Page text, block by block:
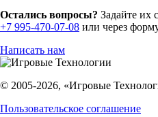
Остались вопросы? Задайте их
+7 995-470-07-08 или через
Написать нам
© 2005-2026, «Игровые
Пользовательское соглашение